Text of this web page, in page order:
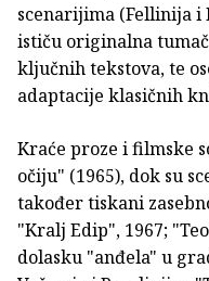
scenarijima (Fellinija i
ističu originalna
ključnih tekstova, te
adaptacije klasičnih
Kraće proze i filmske
očiju" (1965), dok su
također tiskani
"Kralj Edip", 1967;
dolasku "anđela" u